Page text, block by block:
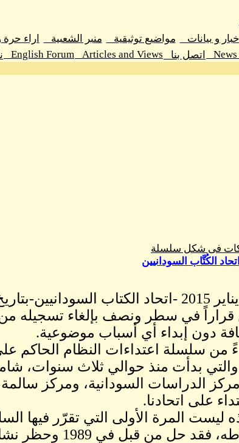
اخبار و بيانات مواضيع توثيقية منبر الشعبية اراء
News
اتصل بنا Articles and Views
English Forum
فى شكل سلسلة
الكُتَّاب السودانيين
قراراً في سطر ونصف بإلغاء تسجيله
دون إبداء أي أسباب موضوعية.
من سلسلة اعتداءات النظام الحاكم
والتي بدأت منذ حوالي ثلاث سنوات،
ومركز الدراسات السودانية، ومركز
على اتحادنا.
ليست المرة الأولى التي تقرّر فيها
وحظر نشاطه، فقد